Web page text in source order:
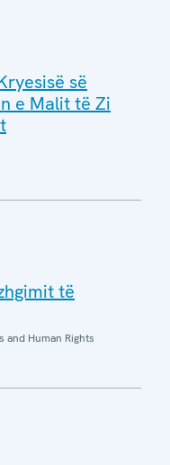
së
e Malit të Zi
të
and Human Rights